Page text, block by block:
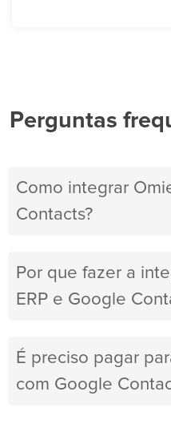
Perguntas
Como integrar
Contacts?
Por que fazer a
ERP e Google
É preciso pagar
com Google